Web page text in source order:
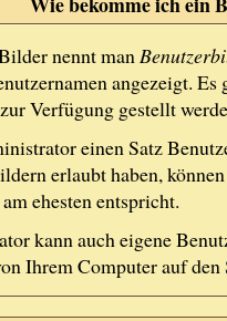
nennt man
angezeigt.
Verfügung gestellt
einen Satz
erlaubt haben,
ehesten entspricht.
kann auch eigene
Ihrem Computer auf den